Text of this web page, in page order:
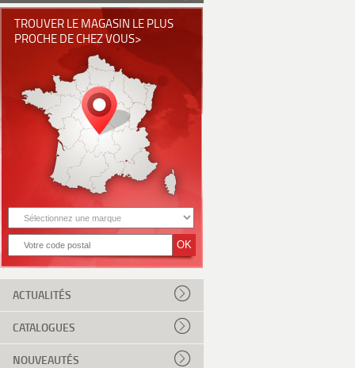
TROUVER LE MAGASIN LE PLUS
PROCHE DE CHEZ VOUS>
ACTUALITÉS
CATALOGUES
NOUVEAUTÉS